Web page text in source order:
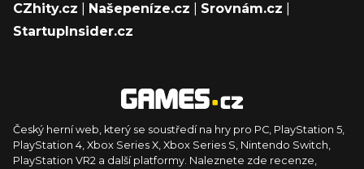
CZhity.cz
Našepeníze.cz Srovnám.cz
StartupInsider.cz
Český herní web, který se soustředí na hry pro PC, PlayStation 5,
PlayStation 4, Xbox Series X, Xbox Series S, Nintendo Switch,
PlayStation VR2 a další platformy. Naleznete zde recenze,